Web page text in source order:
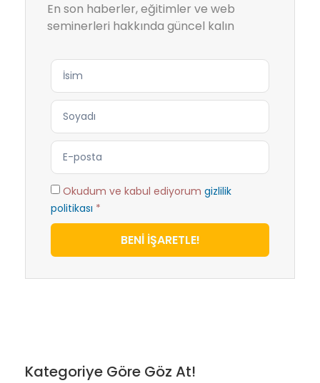
En son haberler, eğitimler ve web
seminerleri hakkında güncel kalın
Okudum ve kabul ediyorum gizlilik
politikası *
BENİ İŞARETLE!
Kategoriye Göre Göz At!